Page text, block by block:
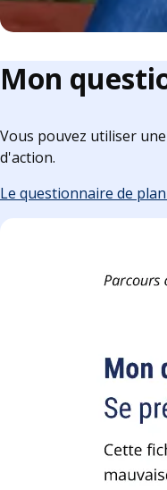
Mon
Vous pouvez utiliser
d'action.
Le questionnaire de